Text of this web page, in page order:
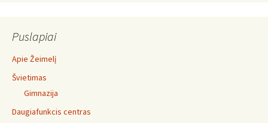
Puslapiai
Apie Žeimelį
Švietimas
Gimnazija
Daugiafunkcis centras